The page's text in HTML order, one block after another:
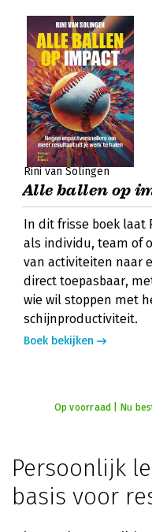
Rini van Solingen
Alle ballen op
In dit frisse boek laat
als individu, team of
van activiteiten naar
direct toepasbaar,
wie wil stoppen met
schijnproductiviteit.
Boek bekijken
Op voorraad | Nu
Persoonlijk
basis voor